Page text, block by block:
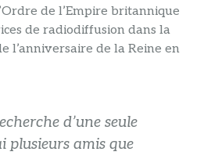
de l’Empire britannique
de radiodiffusion dans la
l’anniversaire de la Reine en
d’une seule
plusieurs amis que